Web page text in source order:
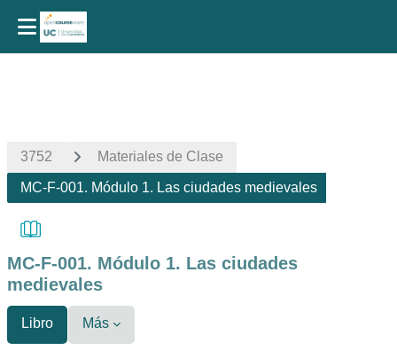
3752 Materiales de Clase
MC-F-001. Módulo 1. Las ciudades medievales
MC-F-001. Módulo 1. Las ciudades
medievales
Libro Más